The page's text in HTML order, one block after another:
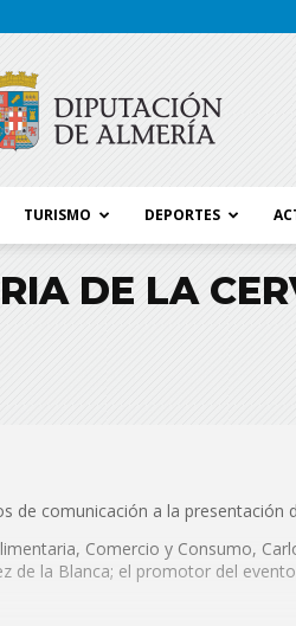
de
TURISMO DEPORTES
DE LA
comunicación a la presentación
Comercio y Consumo,
de la Blanca; el promotor del